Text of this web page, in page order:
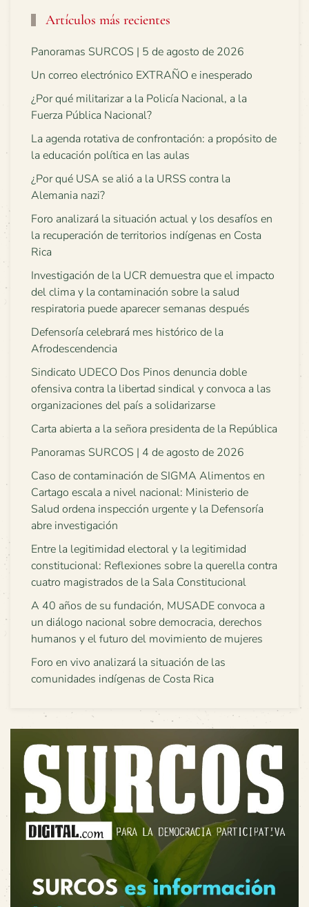
Artículos más recientes
Panoramas SURCOS | 5 de agosto de 2026
Un correo electrónico EXTRAÑO e inesperado
¿Por qué militarizar a la Policía Nacional, a la
Fuerza Pública Nacional?
La agenda rotativa de confrontación: a propósito de
la educación política en las aulas
¿Por qué USA se alió a la URSS contra la
Alemania nazi?
Foro analizará la situación actual y los desafíos en
la recuperación de territorios indígenas en Costa
Rica
Investigación de la UCR demuestra que el impacto
del clima y la contaminación sobre la salud
respiratoria puede aparecer semanas después
Defensoría celebrará mes histórico de la
Afrodescendencia
Sindicato UDECO Dos Pinos denuncia doble
ofensiva contra la libertad sindical y convoca a las
organizaciones del país a solidarizarse
Carta abierta a la señora presidenta de la República
Panoramas SURCOS | 4 de agosto de 2026
Caso de contaminación de SIGMA Alimentos en
Cartago escala a nivel nacional: Ministerio de
Salud ordena inspección urgente y la Defensoría
abre investigación
Entre la legitimidad electoral y la legitimidad
constitucional: Reflexiones sobre la querella contra
cuatro magistrados de la Sala Constitucional
A 40 años de su fundación, MUSADE convoca a
un diálogo nacional sobre democracia, derechos
humanos y el futuro del movimiento de mujeres
Foro en vivo analizará la situación de las
comunidades indígenas de Costa Rica